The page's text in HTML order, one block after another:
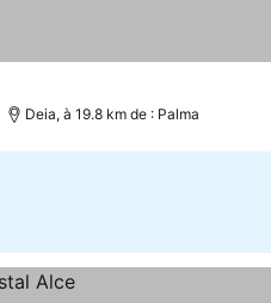
Deia, à 19.8 km de : Palma